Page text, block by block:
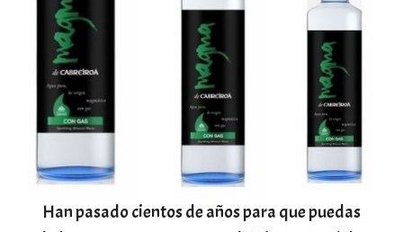
Han pasado cientos de años para que puedas